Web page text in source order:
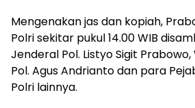
Mengenakan jas dan kopiah,
Polri sekitar pukul 14.00 WIB
Jenderal Pol. Listyo Sigit
Pol. Agus Andrianto dan para
Polri lainnya.